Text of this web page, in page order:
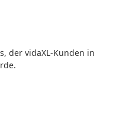
der vidaXL-Kunden in